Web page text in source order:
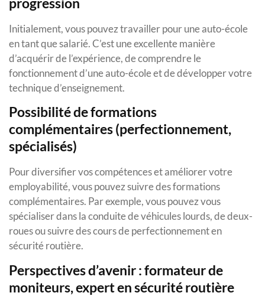
Initialement, vous pouvez travailler pour une auto-école
en tant que salarié. C’est une excellente manière
d’acquérir de l’expérience, de comprendre le
fonctionnement d’une auto-école et de développer votre
technique d’enseignement.
Possibilité de formations
complémentaires (perfectionnement,
spécialisés)
Pour diversifier vos compétences et améliorer votre
employabilité, vous pouvez suivre des formations
complémentaires. Par exemple, vous pouvez vous
spécialiser dans la conduite de véhicules lourds, de deux-
roues ou suivre des cours de perfectionnement en
sécurité routière.
Perspectives d’avenir : formateur de
moniteurs, expert en sécurité routière